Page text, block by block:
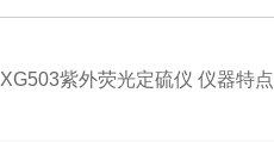
XG503紫外荧光定硫仪 仪器特点